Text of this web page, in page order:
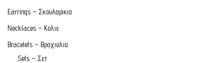
Earrings – Σκουλαρικια
Necklaces – Κολιε
Bracelets – Βραχιολια
Sets – Σετ